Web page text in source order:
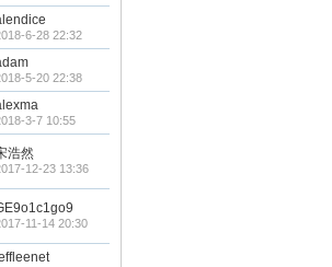
6-28 22:32
5-20 22:38
3-7 10:55
浩然
12-23 13:36
11-14 20:30